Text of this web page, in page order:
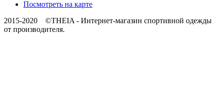
Посмотреть на карте
2015-2020 ©THEIA - Интернет-магазин спортивной одежды
от производителя.